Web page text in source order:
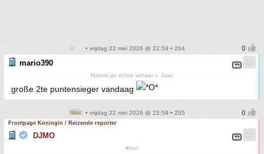
• vrijdag 22 mei 2026 @ 22:59 • 204
mario390
Naomi,de echte winaar v. Jaar
große 2te puntensieger vandaag
• vrijdag 22 mei 2026 @ 22:59 • 205
Frontpage Koningin / Reizende reporter
DJMO
#trut